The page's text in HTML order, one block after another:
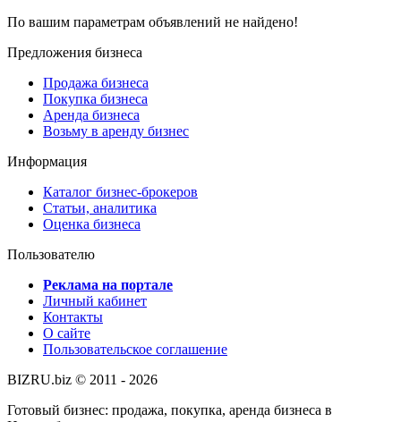
По вашим параметрам объявлений не найдено!
Предложения бизнеса
Продажа бизнеса
Покупка бизнеса
Аренда бизнеса
Возьму в аренду бизнес
Информация
Каталог бизнес-брокеров
Статьи, аналитика
Оценка бизнеса
Пользователю
Реклама на портале
Личный кабинет
Контакты
О сайте
Пользовательское соглашение
BIZRU.biz © 2011 - 2026
Готовый бизнес: продажа, покупка, аренда бизнеса в